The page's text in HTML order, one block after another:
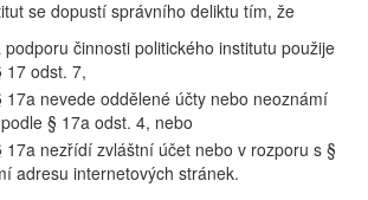
se dopustí správního deliktu tím, že
činnosti politického institutu použije
17 odst. 7,
17a nevede oddělené účty nebo neoznámí
§ 17a odst. 4, nebo
17a nezřídí zvláštní účet nebo v rozporu s §
adresu internetových stránek.